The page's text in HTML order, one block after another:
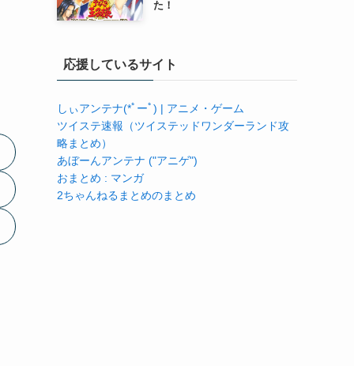
た！
応援しているサイト
しぃアンテナ(*ﾟーﾟ) | アニメ・ゲーム
ツイステ速報（ツイステッドワンダーランド攻
略まとめ）
あぼーんアンテナ ("アニゲ")
おまとめ : マンガ
2ちゃんねるまとめのまとめ